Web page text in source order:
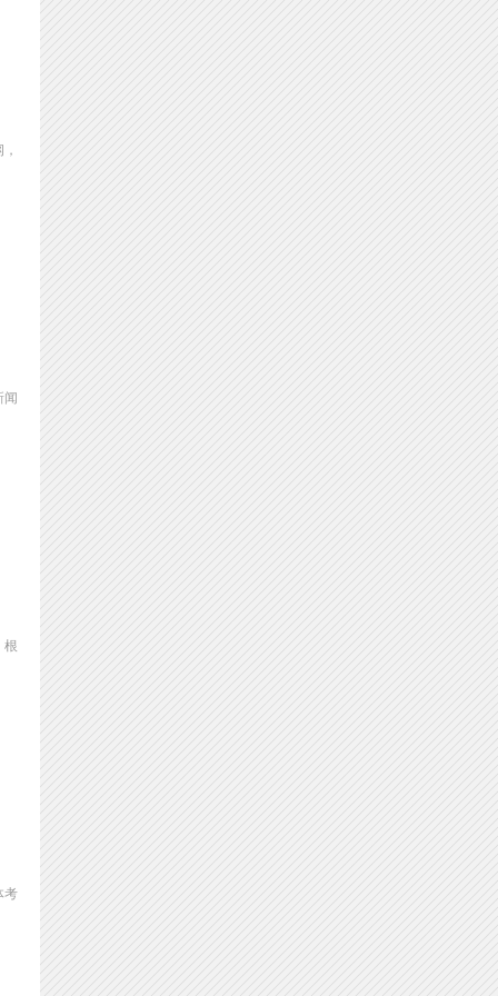
闻
根
考